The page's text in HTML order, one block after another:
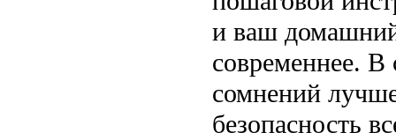
и ваш домашний
современнее. В
сомнений
безопасность